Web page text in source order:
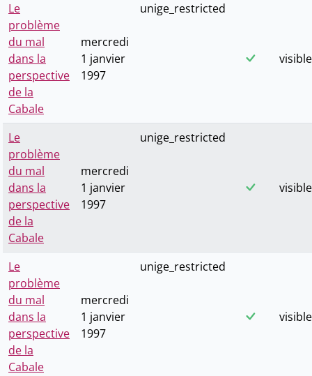
Le
problème
du mal
dans la
perspective
de la
Cabale
mercredi
1 janvier
1997
unige_restricted
visible
Le
problème
du mal
dans la
perspective
de la
Cabale
mercredi
1 janvier
1997
unige_restricted
visible
Le
problème
du mal
dans la
perspective
de la
Cabale
mercredi
1 janvier
1997
unige_restricted
visible